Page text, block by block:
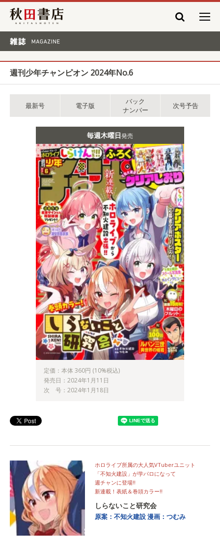
秋田書店
週刊少年チャンピオン 2024年No.6
最新号 電子版
バック
ナンバー
次号予告
毎週木曜日発売
定価：本体 360円 (10%税込)
発売日：2024年1月11日
次 号：2024年1月18日
ホロライブ所属の大人気VTuberユニット
「不知火建設」が学パロになって
週チャンに登場!!
新連載！表紙＆巻頭カラー‼
しらないこと研究会
原案：不知火建設漫画：つむみ